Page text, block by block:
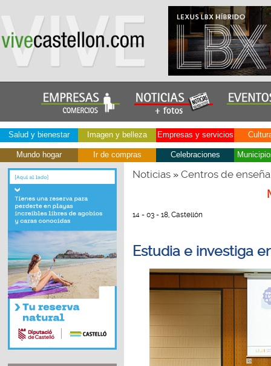
Salud y bienestar Imagen y belleza Empresas y servicios
Mundo hogar Ir de compras Celebraciones
Noticias» Centros de
14 - 03 - 18, Castellón
Estudia e investiga